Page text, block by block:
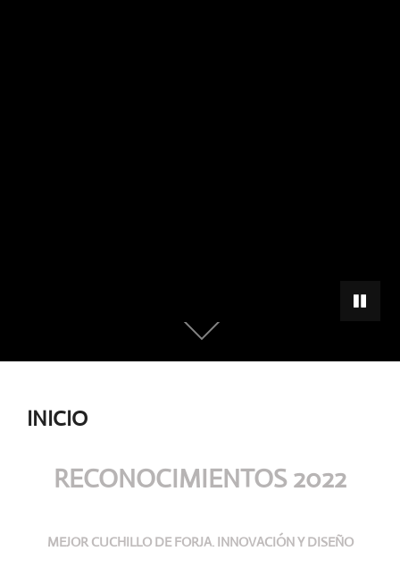
INICIO
RECONOCIMIENTOS 2022
MEJOR CUCHILLO DE FORJA. INNOVACIÓN Y DISEÑO